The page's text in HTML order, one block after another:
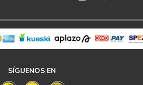
SÍGUENOS EN